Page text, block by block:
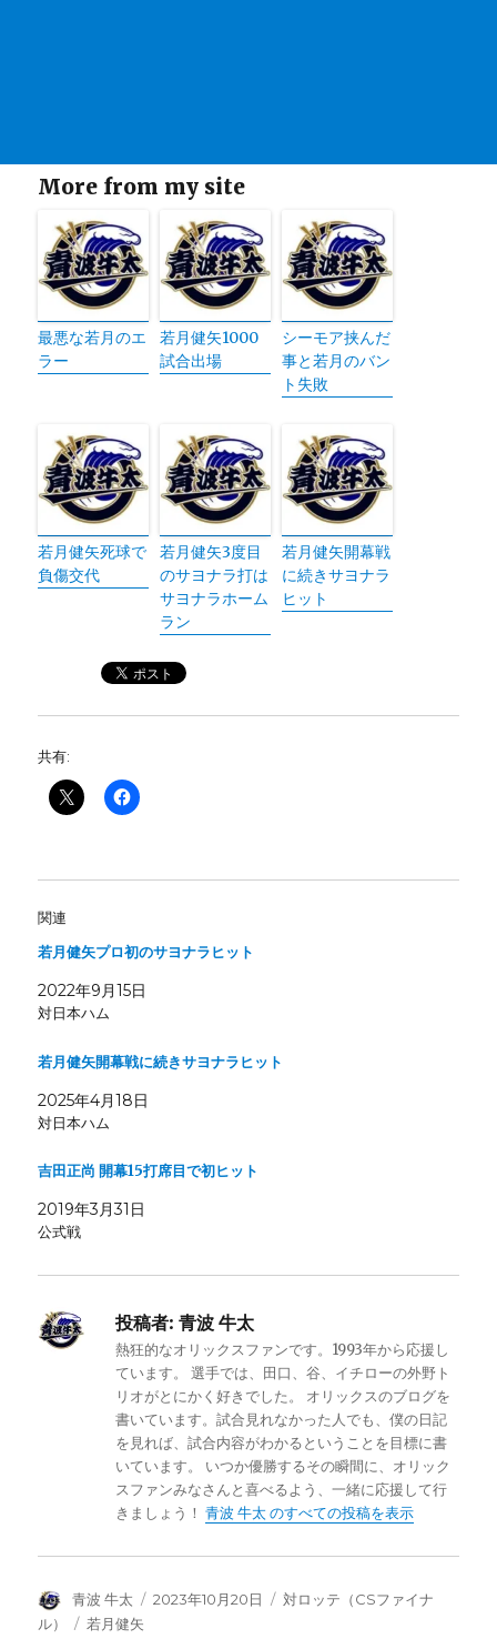
More from my site
最悪な若月のエ
ラー
若月健矢1000
試合出場
シーモア挟んだ
事と若月のバン
ト失敗
若月健矢死球で
負傷交代
若月健矢3度目
のサヨナラ打は
サヨナラホーム
ラン
若月健矢開幕戦
に続きサヨナラ
ヒット
共有:
関連
若月健矢プロ初のサヨナラヒット
2022年9月15日
対日本ハム
若月健矢開幕戦に続きサヨナラヒット
2025年4月18日
対日本ハム
吉田正尚 開幕15打席目で初ヒット
2019年3月31日
公式戦
投稿者: 青波 牛太
熱狂的なオリックスファンです。1993年から応援し
ています。 選手では、田口、谷、イチローの外野ト
リオがとにかく好きでした。 オリックスのブログを
書いています。試合見れなかった人でも、僕の日記
を見れば、試合内容がわかるということを目標に書
いています。 いつか優勝するその瞬間に、オリック
スファンみなさんと喜べるよう、一緒に応援して行
きましょう！青波 牛太 のすべての投稿を表示
投
稿
青波 牛太
投
2023年10月20日
カ
対ロッテ（CSファイナ
ル）
タ
若月健矢